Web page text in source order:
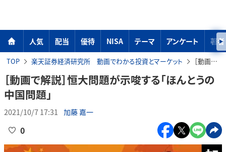
人気 配当 優待 NISA テーマ アンケート 著者
TOP 楽天証券経済研究所 動画でわかる投資とマーケット ［動画で解説］恒大問題が示唆する「ほんとうの中国問題」
［動画で解説］恒大問題が示唆する「ほんとうの
中国問題」
2021/10/7 17:31 加藤 嘉一
0